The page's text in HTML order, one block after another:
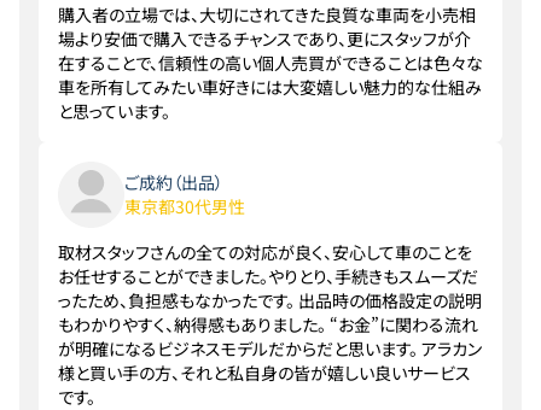
購入者の立場では、大切にされてきた良質な車両を小売相
場より安価で購入できるチャンスであり、更にスタッフが介
在することで、信頼性の高い個人売買ができることは色々な
車を所有してみたい車好きには大変嬉しい魅力的な仕組み
と思っています。
ご成約（出品）
東京都30代男性
取材スタッフさんの全ての対応が良く、安心して車のことを
お任せすることができました。やりとり、手続きもスムーズだ
ったため、負担感もなかったです。 出品時の価格設定の説明
もわかりやすく、納得感もありました。 “お金”に関わる流れ
が明確になるビジネスモデルだからだと思います。 アラカン
様と買い手の方、それと私自身の皆が嬉しい良いサービス
です。